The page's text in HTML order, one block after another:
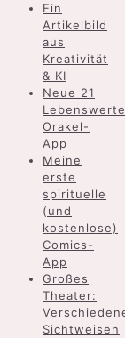
Ein
Artikelbild
aus
Kreativität
& KI
Neue 21
Orakel-
App
Meine
erste
spirituelle
(und
kostenlose)
Comics-
App
Großes
Theater:
Sichtweisen